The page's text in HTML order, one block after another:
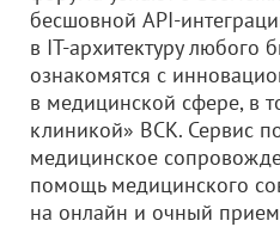
бесшовной API-
в IT-архитектуру любого
ознакомятся с
в медицинской сфере, в
клиникой» ВСК. Сервис
медицинское
помощь медицинского
на онлайн и очный